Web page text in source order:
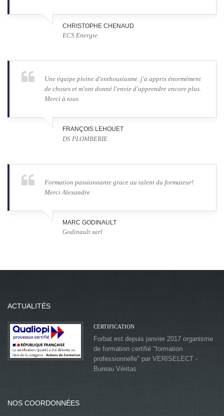
CHRISTOPHE CHENAUD
ECS Energie.
Une équipe pleine d'enthousiasme. j'a appris énormément
de choses et m'ont donné l'envie d'apprendre encore plus.
Merci à tous
FRANÇOIS LEHOUET
DS PLOMBERIE
Formation passionnante grace au talent du formateur!
Merci Alexandre
MARC GODINAULT
Godinault sarl
ACTUALITÉS
CERTIFICATION
Forbat est depuis janvier 2017 organisme
de formation certifié "formation
professionnelle" par VERISELECT -
Bureau Véritas
NOS COORDONNÉES